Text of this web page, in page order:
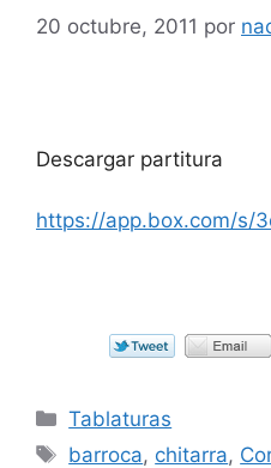
20 octubre, 2011 por
Descargar partitura
https://app.box.com/s/
Categorías
Tablaturas
Etiquetas
barroca, chitarra,